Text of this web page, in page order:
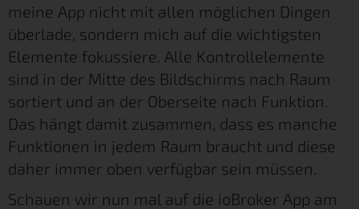
meine App nicht mit allen möglichen Dingen
überlade, sondern mich auf die wichtigsten
Elemente fokussiere. Alle Kontrollelemente
sind in der Mitte des Bildschirms nach Raum
sortiert und an der Oberseite nach Funktion.
Das hängt damit zusammen, dass es manche
Funktionen in jedem Raum braucht und diese
daher immer oben verfügbar sein müssen.
Schauen wir nun mal auf die ioBroker App am